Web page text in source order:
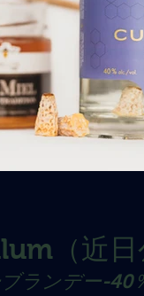
（近日
ランデー-40